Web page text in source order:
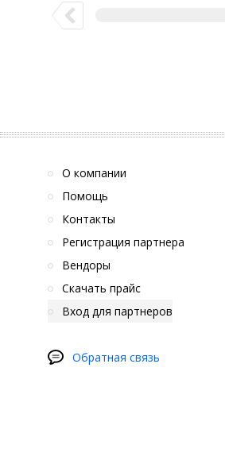
О компании
Помощь
Контакты
Регистрация партнера
Вендоры
Скачать прайс
Вход для партнеров
Обратная связь